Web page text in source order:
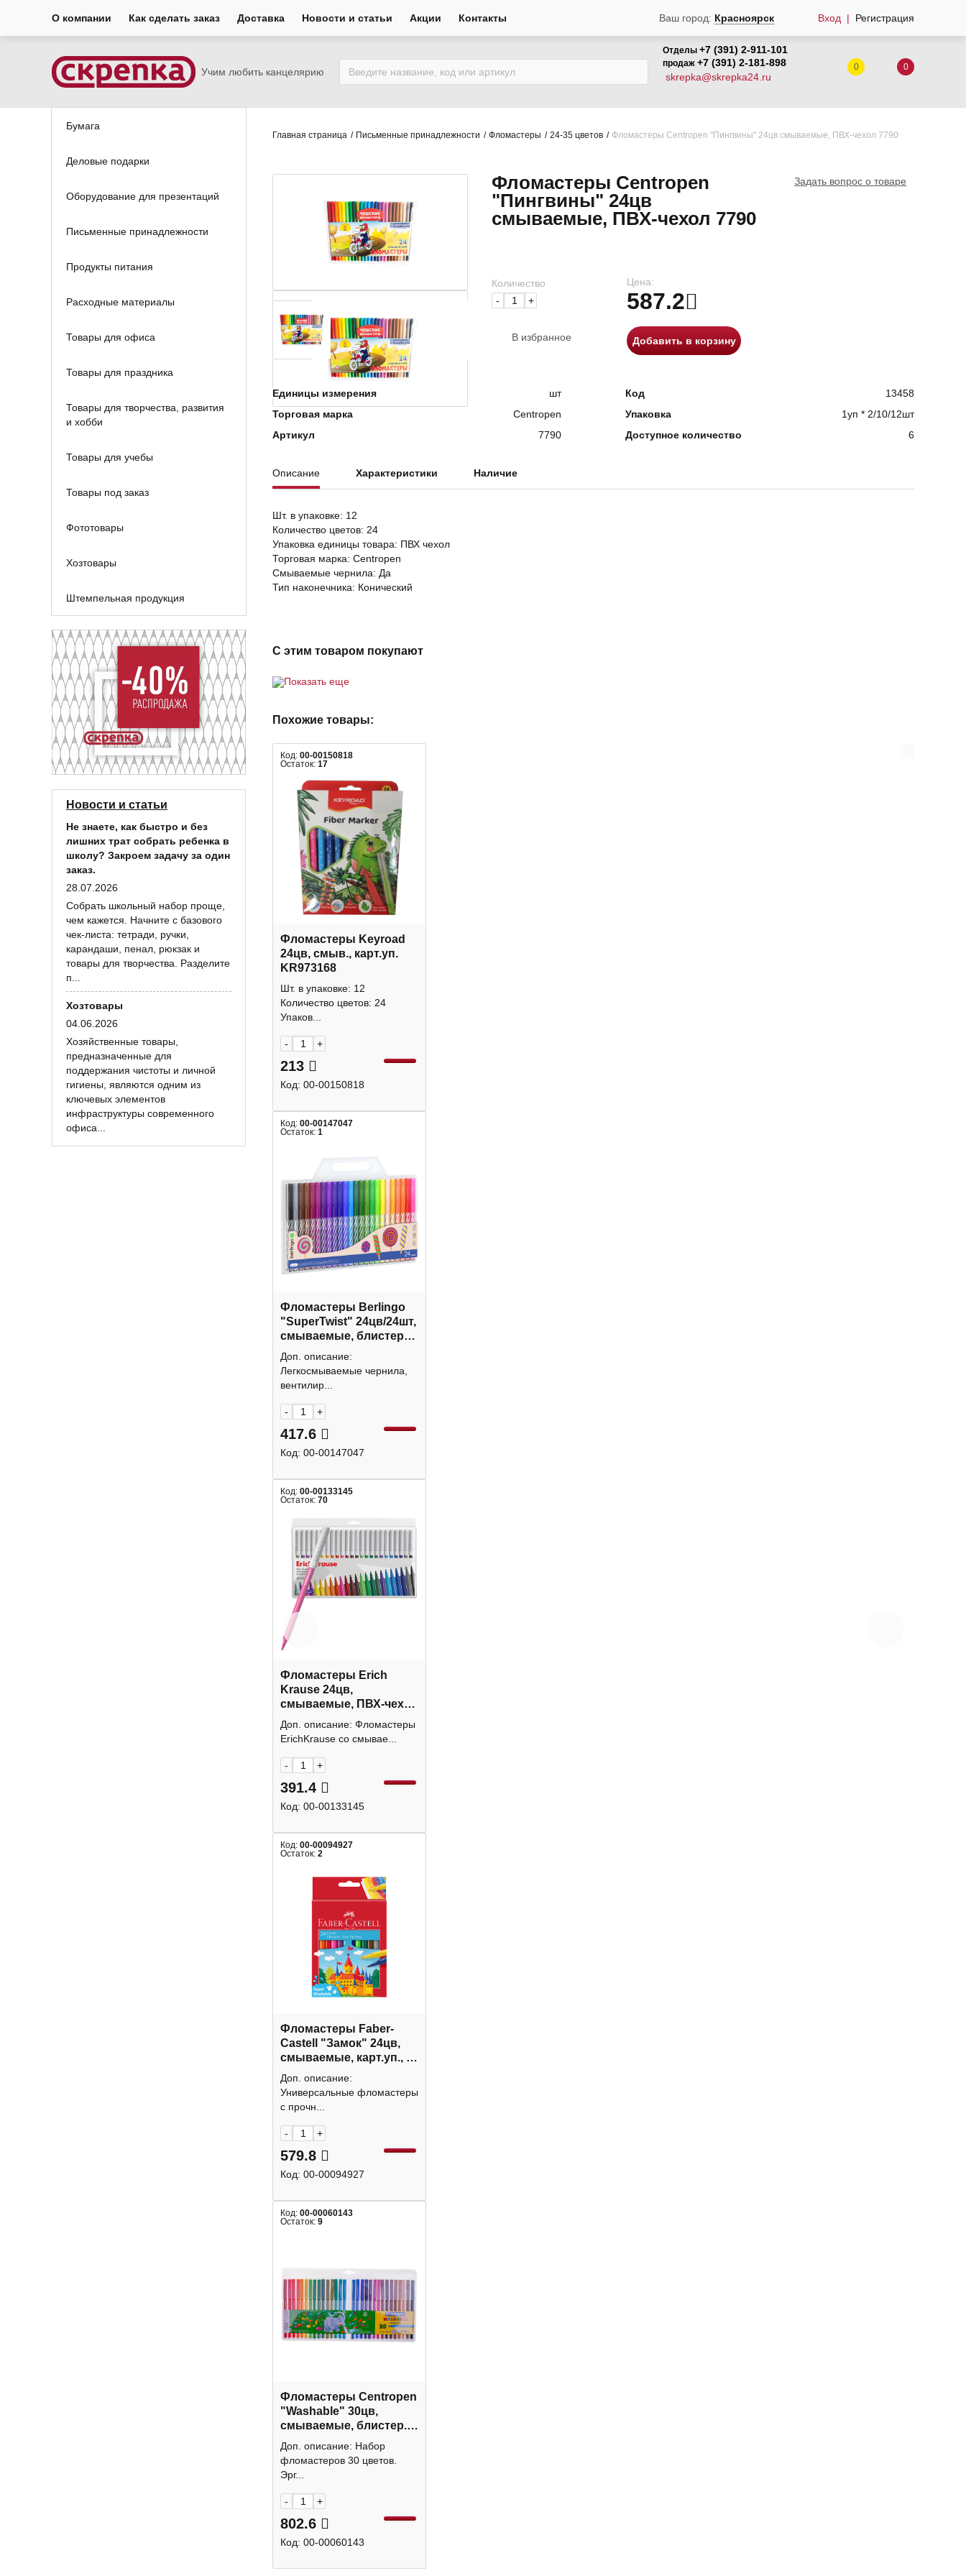
О компании Как сделать заказ Доставка Новости и статьи Акции Контакты Ваш город: Красноярск Вход Регистрация
Учим любить канцелярию
Отделы +7 (391) 2-911-101
продаж +7 (391) 2-181-898
skrepka@skrepka24.ru
0 0
Бумага
Деловые подарки
Оборудование для презентаций
Письменные принадлежности
Продукты питания
Расходные материалы
Товары для офиса
Товары для праздника
Товары для творчества, развития
и хобби
Товары для учебы
Товары под заказ
Фототовары
Хозтовары
Штемпельная продукция
Новости и статьи
Не знаете, как быстро и без
лишних трат собрать ребенка в
школу? Закроем задачу за один
заказ.
28.07.2026
Собрать школьный набор проще,
чем кажется. Начните с базового
чек-листа: тетради, ручки,
карандаши, пенал, рюкзак и
товары для творчества. Разделите
п...
Хозтовары
04.06.2026
Хозяйственные товары,
предназначенные для
поддержания чистоты и личной
гигиены, являются одним из
ключевых элементов
инфраструктуры современного
офиса...
Главная страница Письменные принадлежности Фломастеры 24-35 цветов Фломастеры Centropen "Пингвины" 24цв смываемые, ПВХ-чехол 7790
Фломастеры Centropen
"Пингвины" 24цв
смываемые, ПВХ-чехол 7790
Задать вопрос о товаре
Количество
-
+
В избранное
Цена:
587.2
Добавить в корзину
Единицы измерения шт Код
13458
Торговая марка
Centropen Упаковка
1уп * 2/10/12шт
Артикул
7790 Доступное количество 6
Описание Характеристики Наличие
Шт. в упаковке: 12
Количество цветов: 24
Упаковка единицы товара: ПВХ чехол
Торговая марка: Centropen
Смываемые чернила: Да
Тип наконечника: Конический
С этим товаром покупают
Показать еще
Похожие товары:
Код: 00-00150818
Остаток: 17
Фломастеры Keyroad
24цв, смыв., карт.уп.
KR973168
Шт. в упаковке: 12
Количество цветов: 24
Упаков...
- +
213
Код: 00-00150818
Код: 00-00147047
Остаток: 1
Фломастеры Berlingo
"SuperTwist" 24цв/24шт,
смываемые, блистер
WP_03024
Доп. описание:
Легкосмываемые чернила,
вентилир...
- +
417.6
Код: 00-00147047
Код: 00-00133145
Остаток: 70
Фломастеры Erich
Krause 24цв,
смываемые, ПВХ-чехол
61826
Доп. описание: Фломастеры
ErichKrause со смывае...
- +
391.4
Код: 00-00133145
Код: 00-00094927
Остаток: 2
Фломастеры Faber-
Castell "Замок" 24цв,
смываемые, карт.уп., с
европ. 554202
Доп. описание:
Универсальные фломастеры
с прочн...
- +
579.8
Код: 00-00094927
Код: 00-00060143
Остаток: 9
Фломастеры Centropen
"Washable" 30цв,
смываемые, блистер.,
с европ. 7 7790 3085
Доп. описание: Набор
фломастеров 30 цветов.
Эрг...
- +
802.6
Код: 00-00060143